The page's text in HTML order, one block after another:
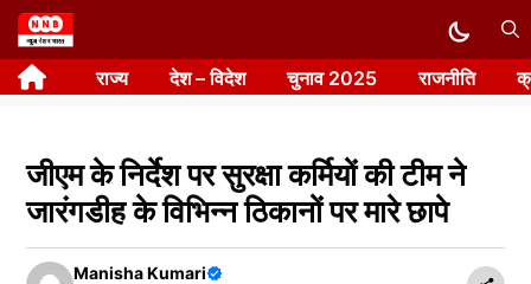
Skip
to
content राज्य देश – विदेश चुनाव 2025 राजनीति
जीएम के निर्देश पर सुरक्षा कर्मियों की टीम ने
जारंगडीह के विभिन्न ठिकानों पर मारे छापे
Manisha Kumari